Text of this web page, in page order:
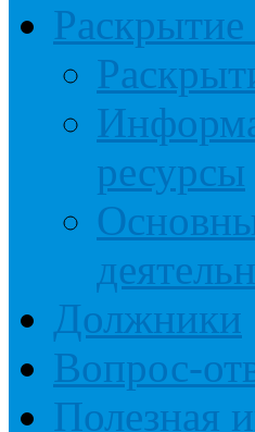
ресурсы
Должники
Вопрос-
Полезная